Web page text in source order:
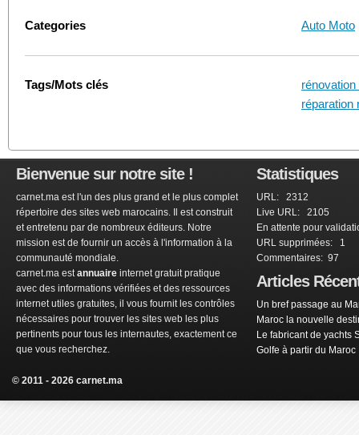
Categories Auto Moto
Tags/Mots clés
réparation
Bienvenue sur notre site !
carnet.ma est l'un des plus grand et le plus complet
répertoire des sites web marocains. Il est construit
et entretenu par de nombreux éditeurs. Notre
mission est de fournir un accès à l'information à la
communauté mondiale.
carnet.ma estannuaire internet gratuit pratique
avec des informations vérifiées et des ressources
internet utiles gratuites, il vous fournit les contrôles
nécessaires pour trouver les sites web les plus
pertinents pour tous les internautes, exactement ce
que vous recherchez.
Statistiques
URL: 2312
Live URL: 2105
En attente pour
URL supprimées: 1
Commentaires: 97
Articles
Un bref passage au
Maroc la nouvelle
Le fabricant de yachts
Golfe à partir du Maroc
© 2011 - 2026 carnet.ma